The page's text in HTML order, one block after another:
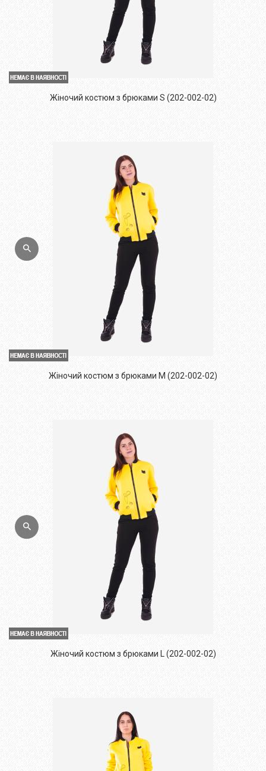
Жіночий костюм з брюками S (202-002-02)
Жіночий костюм з брюками M (202-002-02)
Жіночий костюм з брюками L (202-002-02)